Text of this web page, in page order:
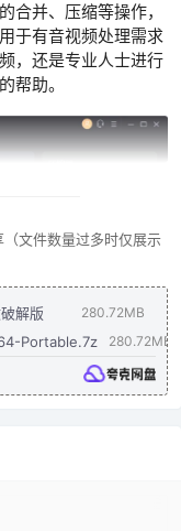
合并、压缩等操作，
于有音视频处理需求
，还是专业人士进行
帮助。
文件数量过多时仅展示
解版 280.72MB
Portable.7z 280.72MB